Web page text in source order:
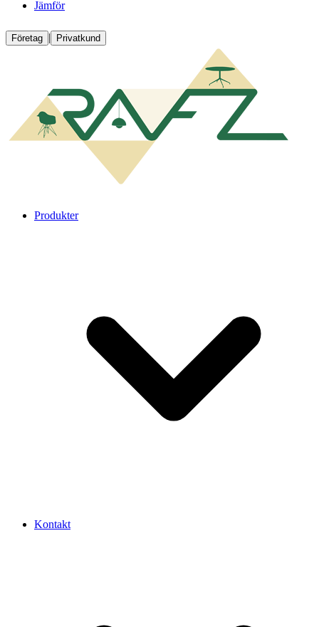
Jämför
Företag | Privatkund
Produkter
Kontakt